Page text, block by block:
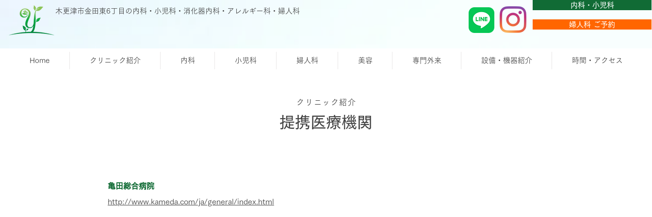
木更津市金田東6丁目の内科・小児科・消化器内科・アレルギー科・婦人科
内科・小児科
婦人科 ご予約
Home クリニック紹介 内科 小児科 婦人科 美容 専門外来 設備・機器紹介 時間・アクセス
​提携医療機関
クリニック紹介
亀田総合病院
http://www.kameda.com/ja/general/index.html